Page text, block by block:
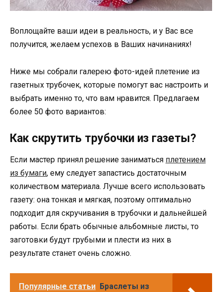
Воплощайте ваши идеи в реальность, и у Вас все
получится, желаем успехов в Ваших начинаниях!
Ниже мы собрали галерею фото-идей плетение из
газетных трубочек, которые помогут вас настроить и
выбрать именно то, что вам нравится. Предлагаем
более 50 фото вариантов:
Как скрутить трубочки из газеты?
Если мастер принял решение заниматься плетением
из бумаги, ему следует запастись достаточным
количеством материала. Лучше всего использовать
газету: она тонкая и мягкая, поэтому оптимально
подходит для скручивания в трубочки и дальнейшей
работы. Если брать обычные альбомные листы, то
заготовки будут грубыми и плести из них в
результате станет очень сложно.
Популярные статьи Браслеты из